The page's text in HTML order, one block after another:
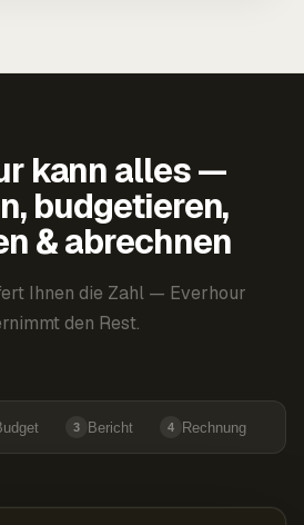
kann alles —
budgetieren,
& abrechnen
Ihnen die Zahl — Everhour
den Rest.
3 Bericht 4 Rechnung